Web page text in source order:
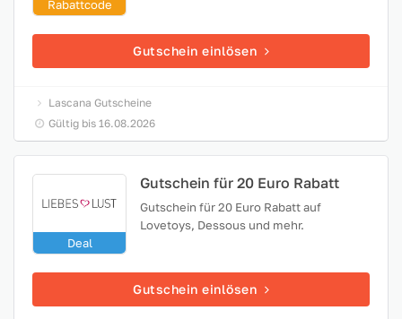
Rabattcode
Gutschein einlösen
Lascana Gutscheine
Gültig bis 16.08.2026
Deal
Gutschein für 20 Euro Rabatt
Gutschein für 20 Euro Rabatt auf
Lovetoys, Dessous und mehr.
Gutschein einlösen